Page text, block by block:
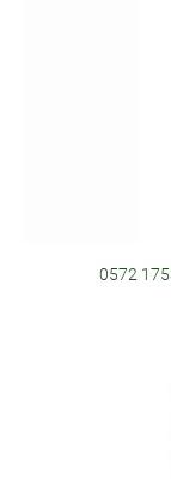
0572